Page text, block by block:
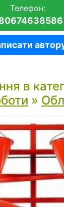
Телефон:
в
»